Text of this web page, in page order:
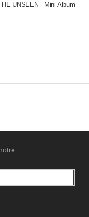
UNSEEN - Mini Album